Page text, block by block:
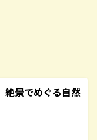
景でめぐる自然